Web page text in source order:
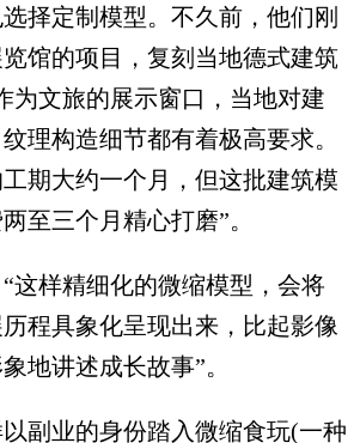
择定制模型。不久前，他们刚
馆的项目，复刻当地德式建筑
为文旅的展示窗口，当地对建
理构造细节都有着极高要求。
期大约一个月，但这批建筑模
至三个月精心打磨”。
样精细化的微缩模型，会将
程具象化呈现出来，比起影像
地讲述成长故事”。
业的身份踏入微缩食玩(一种